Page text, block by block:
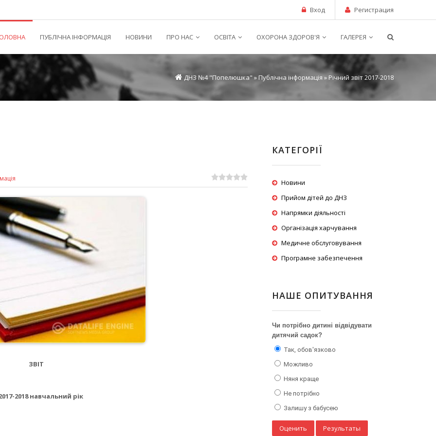
Вход Регистрация
ПУБЛІЧНА ІНФОРМАЦІЯ НОВИНИ ПРО НАС ОСВІТА ОХОРОНА ЗДОРОВ'Я ГАЛЕРЕЯ
ДНЗ №4 "Попелюшка" »Публічна інформація » Річний звіт 2017-2018
ЗВІТ
2018 навчальний рік
КАТЕГОРІЇ
Новини
Прийом дітей до ДНЗ
Напрямки діяльності
Організація харчування
Медичне обслуговування
Програмне забезпечення
НАШЕ ОПИТУВАННЯ
Чи потрібно дитині відвідувати
дитячий садок?
Так, обов'язково
Можливо
Няня краще
Не потрібно
Залишу з бабусею